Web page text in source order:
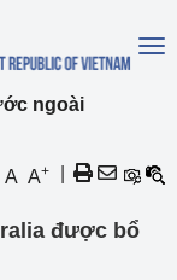
ngoài
A A+
được bổ